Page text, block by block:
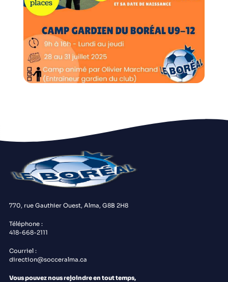
770, rue Gauthier Ouest, Alma, G8B 2H8
Téléphone :
418-668-2111
Courriel :
direction@socceralma.ca
Vous pouvez nous rejoindre en tout temps,